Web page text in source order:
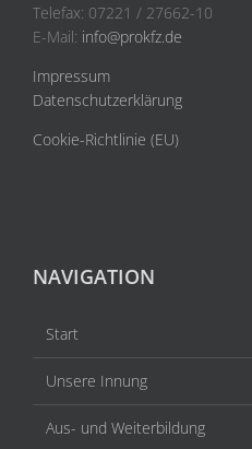
Telefax: 07221 / 27662-10
E-Mail: info@prokfz.de
Impressum
Datenschutzerklärung
Cookie-Richtlinie (EU)
NAVIGATION
Start
Unsere Innung
Aus- und Weiterbildung